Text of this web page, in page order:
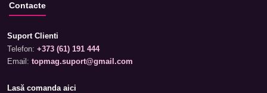
Contacte
Suport Clienti
Telefon: +373 (61) 191 444
Email: topmag.suport@gmail.com
Lasă comanda aici